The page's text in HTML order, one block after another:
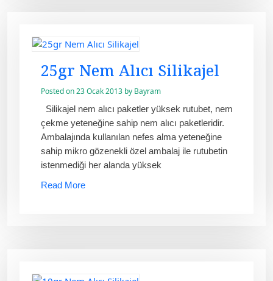
25gr Nem Alıcı Silikajel
Posted on23 Ocak 2013 by Bayram
Silikajel nem alıcı paketler yüksek rutubet, nem
çekme yeteneğine sahip nem alıcı paketleridir.
Ambalajında kullanılan nefes alma yeteneğine
sahip mikro gözenekli özel ambalaj ile rutubetin
istenmediği her alanda yüksek
Read More